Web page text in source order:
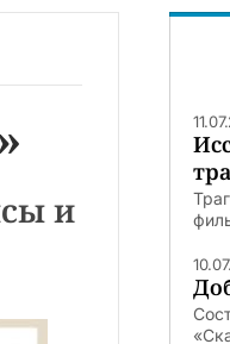
и